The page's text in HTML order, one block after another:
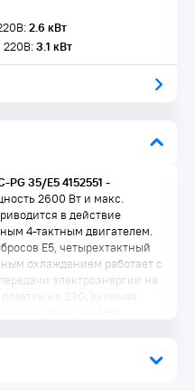
2.6 кВт
220В:3.1 кВт
PG 35/E5 4152551 -
2600 Вт и макс.
в действие
4-тактным двигателем.
Е5, четырехтактный
охлаждением работает с
электроэнергии на
на 230, включая
заполнения. Для